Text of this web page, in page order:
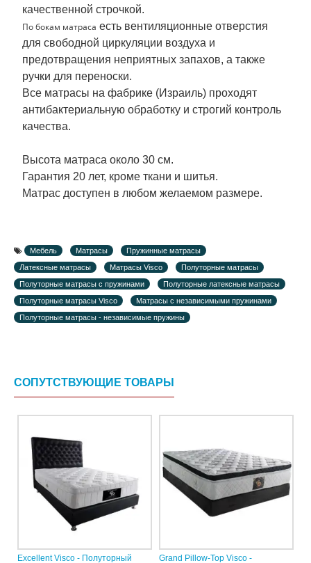
качественной строчкой.
По бокам матраса есть вентиляционные отверстия
для свободной циркуляции воздуха и
предотвращения неприятных запахов, а также
ручки для переноски.
Все матрасы на фабрике (Израиль) проходят
антибактериальную обработку и строгий контроль
качества.
Высота матраса около 30 см.
Гарантия 20 лет, кроме ткани и шитья.
Матрас доступен в любом желаемом размере.
Мебель Матрасы
Пружинные матрасы
Латексные матрасы
Матрасы Visco
Полуторные матрасы
Полуторные матрасы с пружинами
Полуторные латексные матрасы
Полуторные матрасы Visco
Матрасы с независимыми пружинами
Полуторные матрасы - независимые пружины
СОПУТСТВУЮЩИЕ ТОВАРЫ
Excellent Visco - Полуторный Grand Pillow-Top Visco -